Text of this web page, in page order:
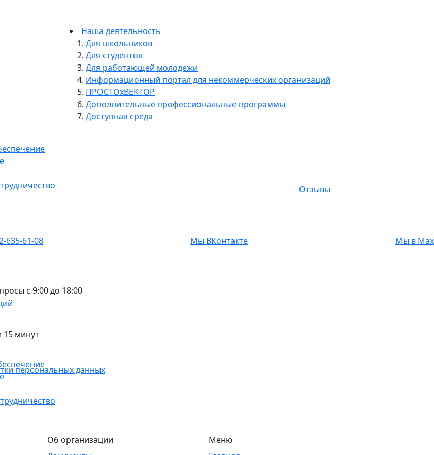
Наша деятельность
Для школьников
Для студентов
Для работающей молодежи
Информационный портал для некоммерческих организаций
ПРОСТОхВЕКТОР
Дополнительные профессиональные программы
Доступная среда
Отзывы
мыслить нестандартно!
Ольга Гриненко – психолог, коуч, игропрактик, бизнес-тренер
проведет лекцию на тему «Мышление за рамками: нешаблонные
подходы к решению проблем»!
635-61-08 Мы ВКонтакте Мы в Max
с 9:00 до 18:00
15 минут
персональных данных
Об организации
Меню